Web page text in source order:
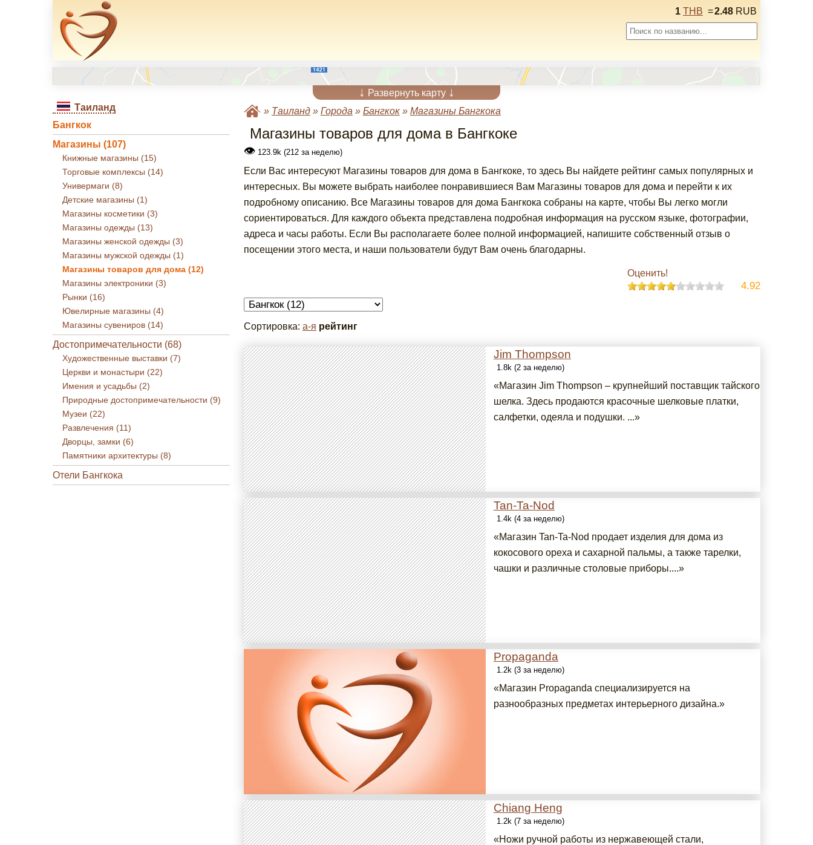
1 THB =2.48 RUB
↓ Развернуть карту ↓
Таиланд
Бангкок
Магазины (107)
Книжные магазины (15)
Торговые комплексы (14)
Универмаги (8)
Детские магазины (1)
Магазины косметики (3)
Магазины одежды (13)
Магазины женской одежды (3)
Магазины мужской одежды (1)
Магазины товаров для дома (12)
Магазины электроники (3)
Рынки (16)
Ювелирные магазины (4)
Магазины сувениров (14)
Достопримечательности (68)
Художественные выставки (7)
Церкви и монастыри (22)
Имения и усадьбы (2)
Природные достопримечательности (9)
Музеи (22)
Развлечения (11)
Дворцы, замки (6)
Памятники архитектуры (8)
Отели Бангкока
» Таиланд» Города » Бангкок» Магазины Бангкока
Магазины товаров для дома в Бангкоке
👁123.9k (212 за неделю)
Если Вас интересуют Магазины товаров для дома в Бангкоке, то здесь Вы найдете рейтинг самых популярных и
интересных. Вы можете выбрать наиболее понравившиеся Вам Магазины товаров для дома и перейти к их
подробному описанию. Все Магазины товаров для дома Бангкока собраны на карте, чтобы Вы легко могли
сориентироваться. Для каждого объекта представлена подробная информация на русском языке, фотографии,
адреса и часы работы. Если Вы располагаете более полной информацией, напишите собственный отзыв о
посещении этого места, и наши пользователи будут Вам очень благодарны.
Оценить!
4.92
Сортировка: а-я рейтинг
Jim Thompson
1.8k (2 за неделю)
«Магазин Jim Thompson – крупнейший поставщик тайского
шелка. Здесь продаются красочные шелковые платки,
салфетки, одеяла и подушки. ...»
Tan-Ta-Nod
1.4k (4 за неделю)
«Магазин Tan-Ta-Nod продает изделия для дома из
кокосового ореха и сахарной пальмы, а также тарелки,
чашки и различные столовые приборы....»
Propaganda
1.2k (3 за неделю)
«Магазин Propaganda специализируется на
разнообразных предметах интерьерного дизайна.»
Chiang Heng
1.2k (7 за неделю)
«Ножи ручной работы из нержавеющей стали,